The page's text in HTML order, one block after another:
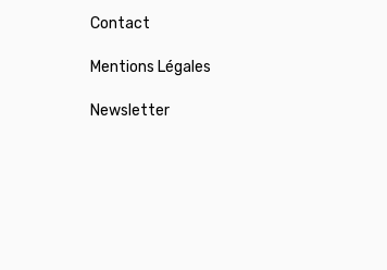
Contact
Mentions Légales
Newsletter